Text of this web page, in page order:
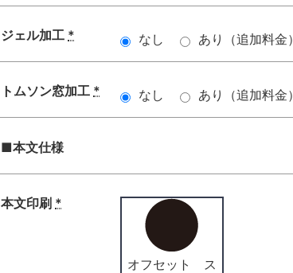
ジェル加工 * なし あり（追加料金）
トムソン窓加工 * なし あり（追加料金）
■本文仕様
本文印刷 *
オフセット ス